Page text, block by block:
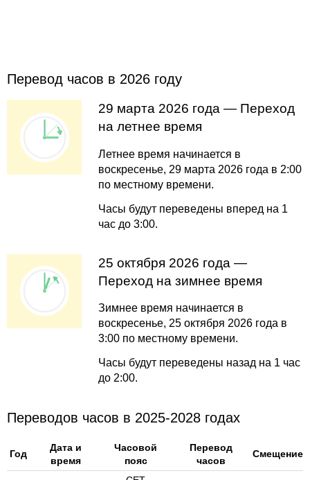
Перевод часов в 2026 году
29 марта 2026 года — Переход
на летнее время
Летнее время начинается в
воскресенье, 29 марта 2026 года в 2:00
по местному времени.
Часы будут переведены вперед на 1
час до 3:00.
25 октября 2026 года —
Переход на зимнее время
Зимнее время начинается в
воскресенье, 25 октября 2026 года в
3:00 по местному времени.
Часы будут переведены назад на 1 час
до 2:00.
Переводов часов в 2025-2028 годах
Год
Дата и
время
Часовой
пояс
Перевод
часов
Смещение